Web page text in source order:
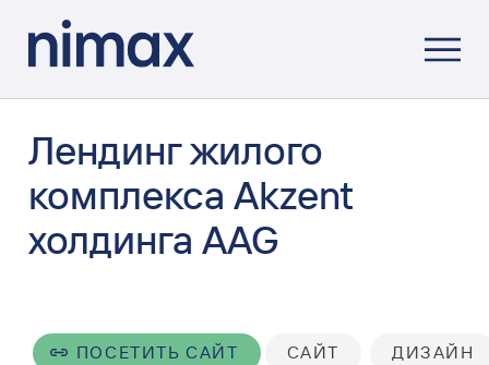
Лендинг жилого
комплекса Akzent
холдинга AAG
ПОСЕТИТЬ САЙТ САЙТ ДИЗАЙН